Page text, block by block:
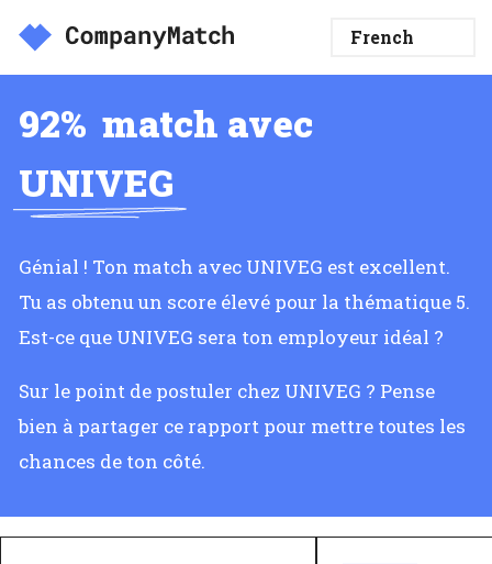
92% match avec
UNIVEG
Génial ! Ton match avec UNIVEG est excellent.
Tu as obtenu un score élevé pour la thématique 5.
Est-ce que UNIVEG sera ton employeur idéal ?
Sur le point de postuler chez UNIVEG ? Pense
bien à partager ce rapport pour mettre toutes les
chances de ton côté.